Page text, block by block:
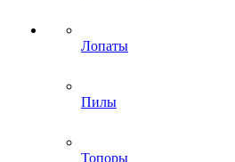
Лопаты
Пилы
Топоры